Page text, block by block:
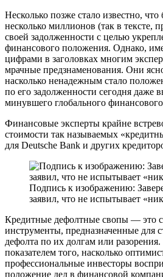
Несколько позже стало известно,
несколько миллионов (так в тексте,
своей задолженности с целью
финансового положения. Однако,
цифрами в заголовках многим
мрачные предзнаменования. Они
насколько ненадежным стало
по его задолженности сегодня даже
минувшего глобального
Финансовые эксперты крайне
стоимости так называемых
для Deutsche Bank и других
Подпись к изображению:
заявил, что не испытывает
Кредитные дефолтные свопы — это
инструменты, предназначенные для
дефолта по их долгам или
показателем того, насколько
профессиональные инвесторы
положение дел в финансовой